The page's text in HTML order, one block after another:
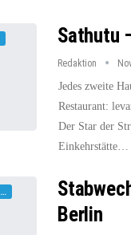
Sathutu
Redaktion
Jedes zweite
Restaurant:
Der Star der
Einkehrstätte…
SPITZENKÖCHE BERLIN-BRANDENBURG
Berlin